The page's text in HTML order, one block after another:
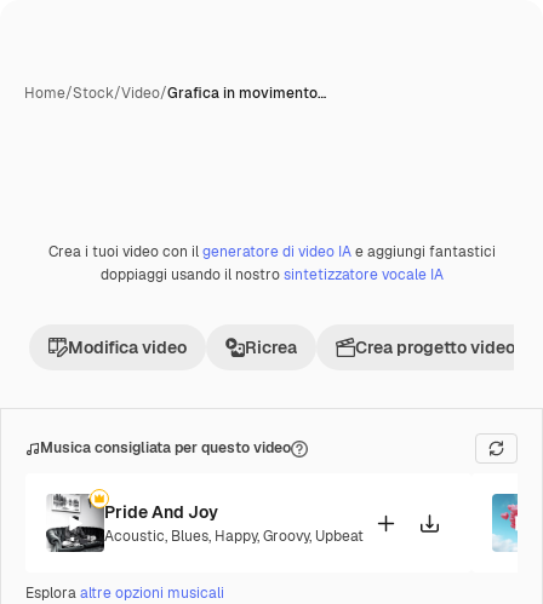
Home/Stock/Video/Grafica in movimento…
Crea i tuoi video con ilgeneratore di video IAe aggiungi fantastici
doppiaggi usando il nostrosintetizzatore vocale IA
Modifica video Ricrea Crea progetto video
Musica consigliata per questo video
Pride And Joy
Acoustic, Blues, Happy,Groovy, Upbeat
Esploraaltre opzioni musicali